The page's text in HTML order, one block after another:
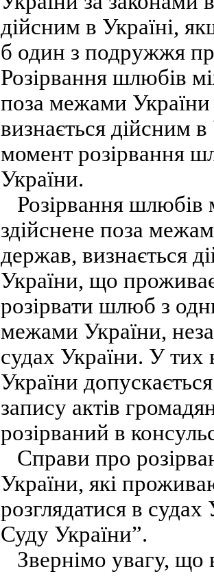
дійсним в Україні,
б один з подружжя
Розірвання шлюбів
поза межами України
визнається дійсним
момент розірвання
України.
Розірвання шлюбів
здійснене поза
держав, визнається
України, що
розірвати шлюб з
межами України,
судах України. У тих
України
запису актів
розірваний в
Справи про
України, які
розглядатися в
Суду України”.
Звернімо увагу, що